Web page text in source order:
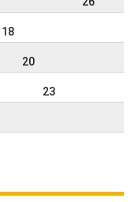
18
20
23